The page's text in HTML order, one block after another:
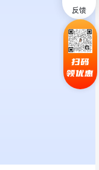
反馈
扫码
领优惠